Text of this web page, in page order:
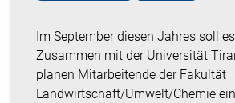
Im September diesen Jahres soll
Zusammen mit der Universität
planen Mitarbeitende der Fakultät
Landwirtschaft/Umwelt/Chemie